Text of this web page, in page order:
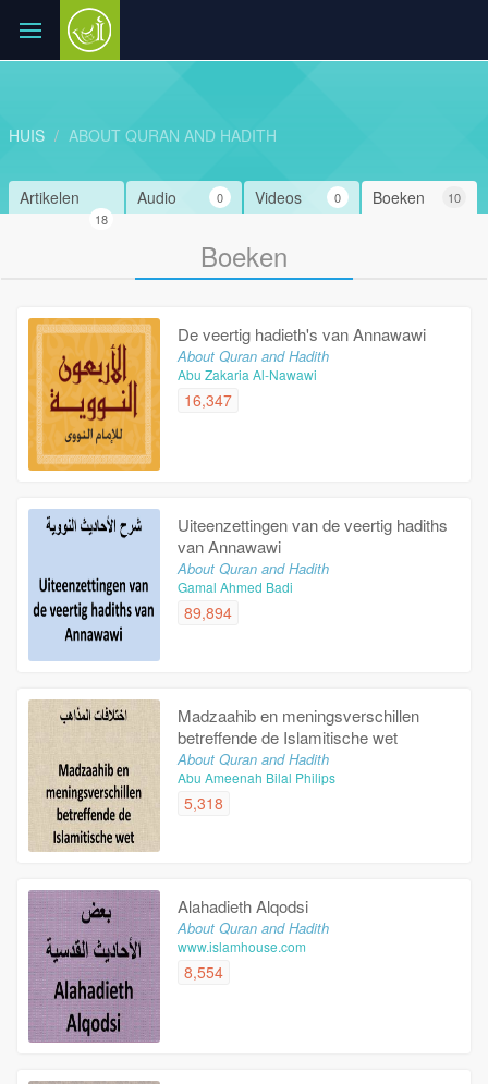
HUIS ABOUT QURAN AND HADITH
Boeken 10
Videos 0
Audio 0
Artikelen
18
Boeken
De veertig hadieth's van Annawawi
About Quran and Hadith
Abu Zakaria Al-Nawawi
16,347
Uiteenzettingen van de veertig hadiths
van Annawawi
About Quran and Hadith
Gamal Ahmed Badi
89,894
Madzaahib en meningsverschillen
betreffende de Islamitische wet
About Quran and Hadith
Abu Ameenah Bilal Philips
5,318
Alahadieth Alqodsi
About Quran and Hadith
www.islamhouse.com
8,554